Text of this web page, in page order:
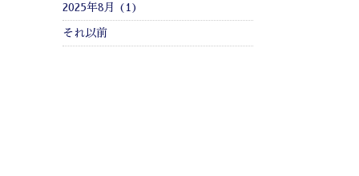
2025年8月 (1)
それ以前